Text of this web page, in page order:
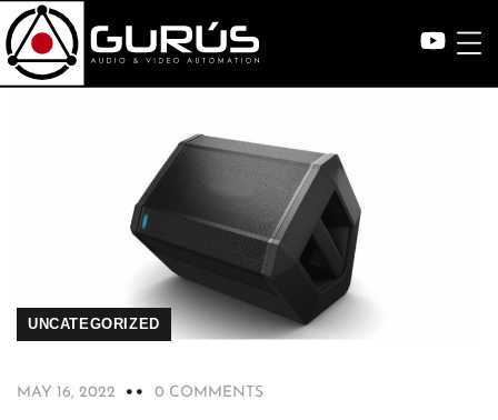
UNCATEGORIZED
MAY 16, 2022 0 COMMENTS